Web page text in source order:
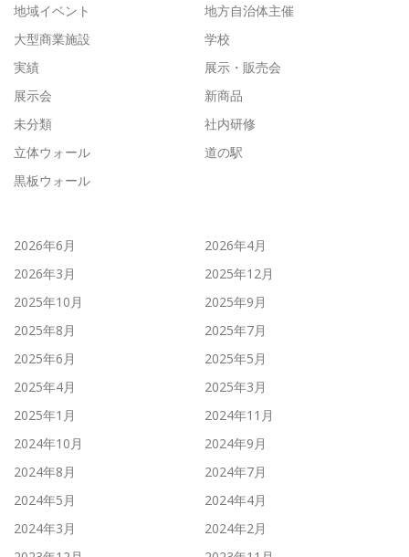
地域イベント
地方自治体主催
大型商業施設
学校
実績
展示・販売会
展示会
新商品
未分類
社内研修
立体ウォール
道の駅
黒板ウォール
2026年6月
2026年4月
2026年3月
2025年12月
2025年10月
2025年9月
2025年8月
2025年7月
2025年6月
2025年5月
2025年4月
2025年3月
2025年1月
2024年11月
2024年10月
2024年9月
2024年8月
2024年7月
2024年5月
2024年4月
2024年3月
2024年2月